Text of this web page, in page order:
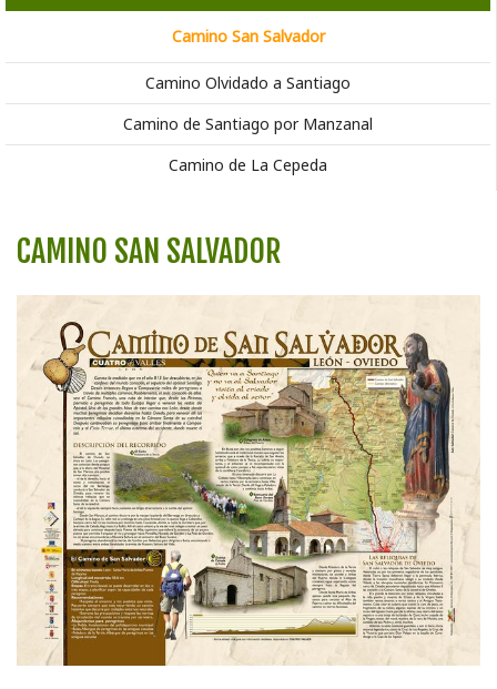
Camino San Salvador
Camino Olvidado a Santiago
Camino de Santiago por Manzanal
Camino de La Cepeda
CAMINO SAN SALVADOR